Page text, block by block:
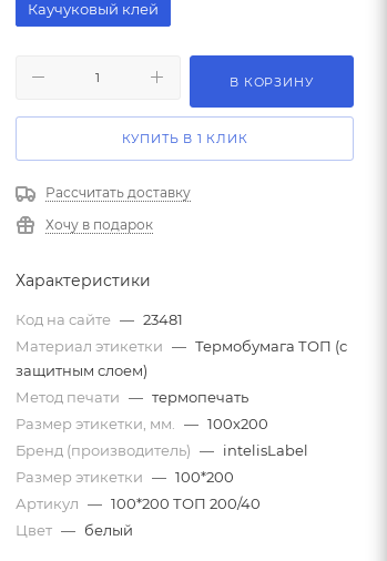
Каучуковый клей
В КОРЗИНУ
КУПИТЬ В 1 КЛИК
Рассчитать доставку
Хочу в подарок
Характеристики
Код на сайте — 23481
Материал этикетки — Термобумага ТОП (с
защитным слоем)
Метод печати — термопечать
Размер этикетки, мм.
— 100х200
Бренд (производитель) — intelisLabel
Размер этикетки — 100*200
Артикул — 100*200 ТОП 200/40
Цвет — белый